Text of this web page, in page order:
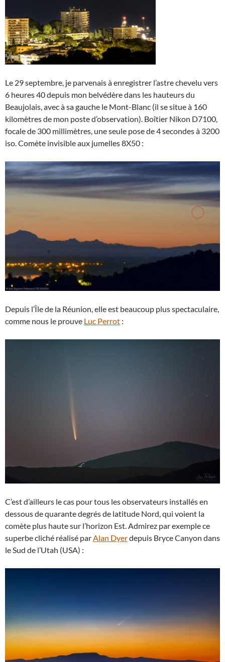
Le 29 septembre, je parvenais à enregistrer l’astre chevelu vers
6 heures 40 depuis mon belvédère dans les hauteurs du
Beaujolais, avec à sa gauche le Mont-Blanc (il se situe à 160
kilomètres de mon poste d’observation). Boîtier Nikon D7100,
focale de 300 millimètres, une seule pose de 4 secondes à 3200
iso. Comète invisible aux jumelles 8X50 :
Depuis l’Île de la Réunion, elle est beaucoup plus spectaculaire,
comme nous le prouve Luc Perrot :
C’est d’ailleurs le cas pour tous les observateurs installés en
dessous de quarante degrés de latitude Nord, qui voient la
comète plus haute sur l’horizon Est. Admirez par exemple ce
superbe cliché réalisé parAlan Dyerdepuis Bryce Canyon dans
le Sud de l’Utah (USA) :